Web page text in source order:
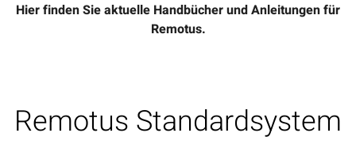
Hier finden Sie aktuelle Handbücher und Anleitungen für
Remotus.
Remotus Standardsystem